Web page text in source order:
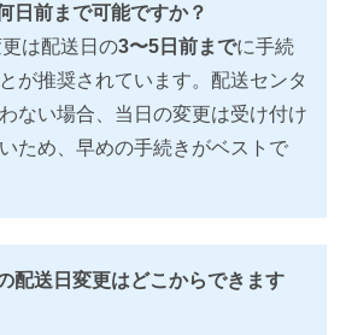
日前まで可能ですか？
は配送日の3〜5日前までに手続
が推奨されています。配送センタ
ない場合、当日の変更は受け付け
ため、早めの手続きがベストで
配送日変更はどこからできます